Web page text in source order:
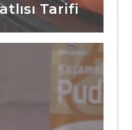
Tarifi